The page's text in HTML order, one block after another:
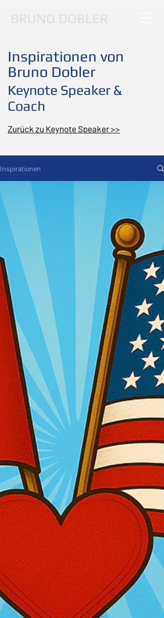
BRUNO DOBLER
Inspirationen von
Bruno Dobler
Keynote Speaker &
Coach
Zurück zu Keynote Speaker >>
Inspirationen